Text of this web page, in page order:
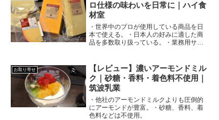
ロ仕様の味わいを日常に｜ハイ食
材室
・世界中のプロが使用している商品を日
本で使える。・日本人の好みに適した商
品を多数取り扱っている。・業務用サイ
お取り寄せ
【レビュー】濃いアーモンドミル
ク｜砂糖・香料・着色料不使用｜
筑波乳業
・他社のアーモンドミルクよりも圧倒的
にアーモンドが豊富。・砂糖、香料、着
色料などは不使用。